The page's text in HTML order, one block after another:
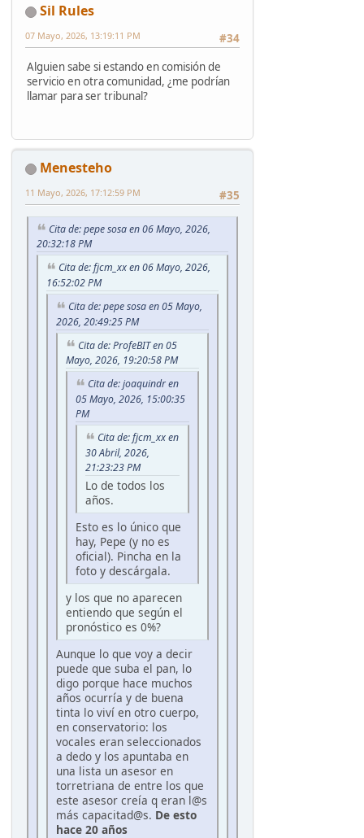
Sil Rules
#34
07 Mayo, 2026, 13:19:11 PM
Alguien sabe si estando en comisión de
servicio en otra comunidad, ¿me podrían
llamar para ser tribunal?
Menesteho
#35
11 Mayo, 2026, 17:12:59 PM
Cita de: pepe sosa en 06 Mayo, 2026,
20:32:18 PM
Cita de: fjcm_xx en 06 Mayo, 2026,
16:52:02 PM
Cita de: pepe sosa en 05 Mayo,
2026, 20:49:25 PM
Cita de: ProfeBIT en 05
Mayo, 2026, 19:20:58 PM
Cita de: joaquindr en
05 Mayo, 2026, 15:00:35
PM
Cita de: fjcm_xx en
30 Abril, 2026,
21:23:23 PM
Lo de todos los
años.
Esto es lo único que
hay, Pepe (y no es
oficial). Pincha en la
foto y descárgala.
y los que no aparecen
entiendo que según el
pronóstico es 0%?
Aunque lo que voy a decir
puede que suba el pan, lo
digo porque hace muchos
años ocurría y de buena
tinta lo viví en otro cuerpo,
en conservatorio: los
vocales eran seleccionados
a dedo y los apuntaba en
una lista un asesor en
torretriana de entre los que
este asesor creía q eran l@s
más capacitad@s. De esto
hace 20 años